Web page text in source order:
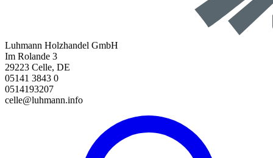
Luhmann Holzhandel GmbH
Im Rolande 3
29223 Celle, DE
05141 3843 0
0514193207
celle@luhmann.info